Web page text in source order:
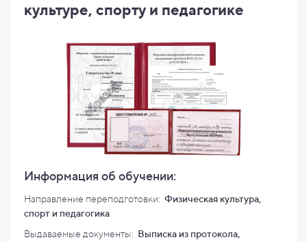
культуре, спорту и педагогике
Информация об обучении:
Направление переподготовки: Физическая культура,
спорт и педагогика
Выдаваемые документы: Выписка из протокола,